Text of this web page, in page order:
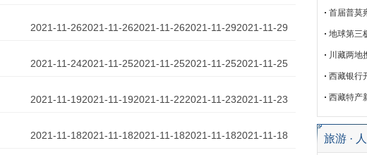
2021-11-29
2021-11-29
2021-11-26
2021-11-26
2021-11-26
2021-11-25
2021-11-25
2021-11-25
2021-11-25
2021-11-24
2021-11-23
2021-11-23
2021-11-22
2021-11-19
2021-11-19
2021-11-18
2021-11-18
2021-11-18
2021-11-18
2021-11-18
首届普莫
地球第三
川藏两地
西藏银行
西藏特产
旅游 ·